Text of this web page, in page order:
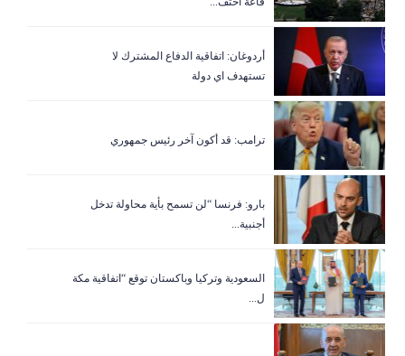
أردوغان: اتفاقية الدفاع المشترك لا
تستهدف اي دولة
ترامب: قد أكون آخر رئيس جمهوري
بارو: فرنسا “لن تسمح بأية محاولة تدخل
أجنبية...
السعودية وتركيا وباكستان توقع “اتفاقية مكة
ل...